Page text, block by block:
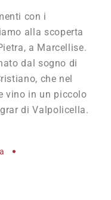
con i
alla scoperta
a Marcellise.
dal sogno di
che nel
vino in un piccolo
di Valpolicella.